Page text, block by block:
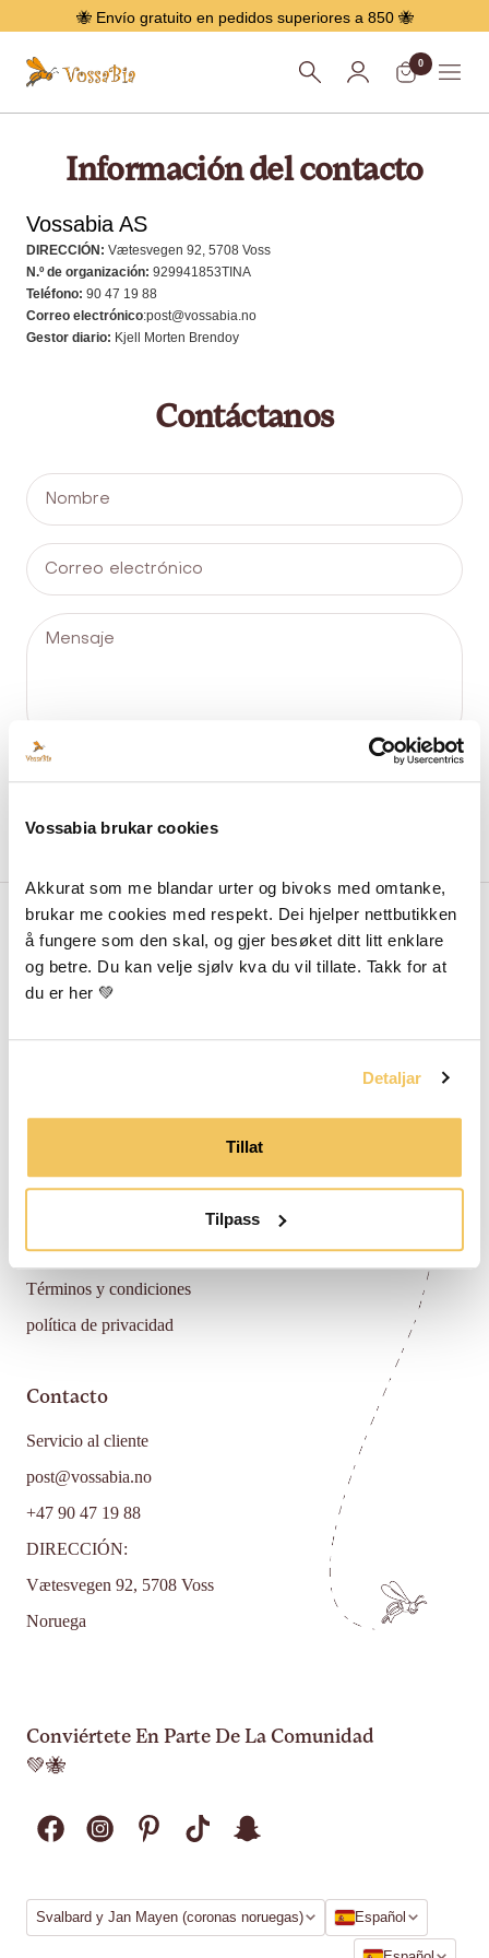
Vossabia brukar cookies
Akkurat som me blandar urter og bivoks med omtanke,
brukar me cookies med respekt. Dei hjelper nettbutikken
å fungere som den skal, og gjer besøket ditt litt enklare
og betre. Du kan velje sjølv kva du vil tillate. Takk for at
du er her 💚
Detaljar
Tillat
Tilpass
🐝 Envío gratuito en pedidos superiores a 850 🐝
Menú
Vossabia 0
Información del contacto
Vossabia AS
DIRECCIÓN: Vætesvegen 92, 5708 Voss
N.º de organización: 929941853TINA
Teléfono: 90 47 19 88
Correo electrónico:post@vossabia.no
Gestor diario: Kjell Morten Brendoy
Contáctanos
Nombre
Correo electrónico
Mensaje
Acerca De Vossabia
Sobre nosotros
Ayuda
Política de devoluciones
Términos y condiciones
política de privacidad
Contacto
Servicio al cliente
post@vossabia.no
+47 90 47 19 88
DIRECCIÓN:
Vætesvegen 92, 5708 Voss
Noruega
Conviértete En Parte De La Comunidad
💚🐝
Región
Svalbard y Jan Mayen (coronas noruegas) IdiomaEspañol
Idioma